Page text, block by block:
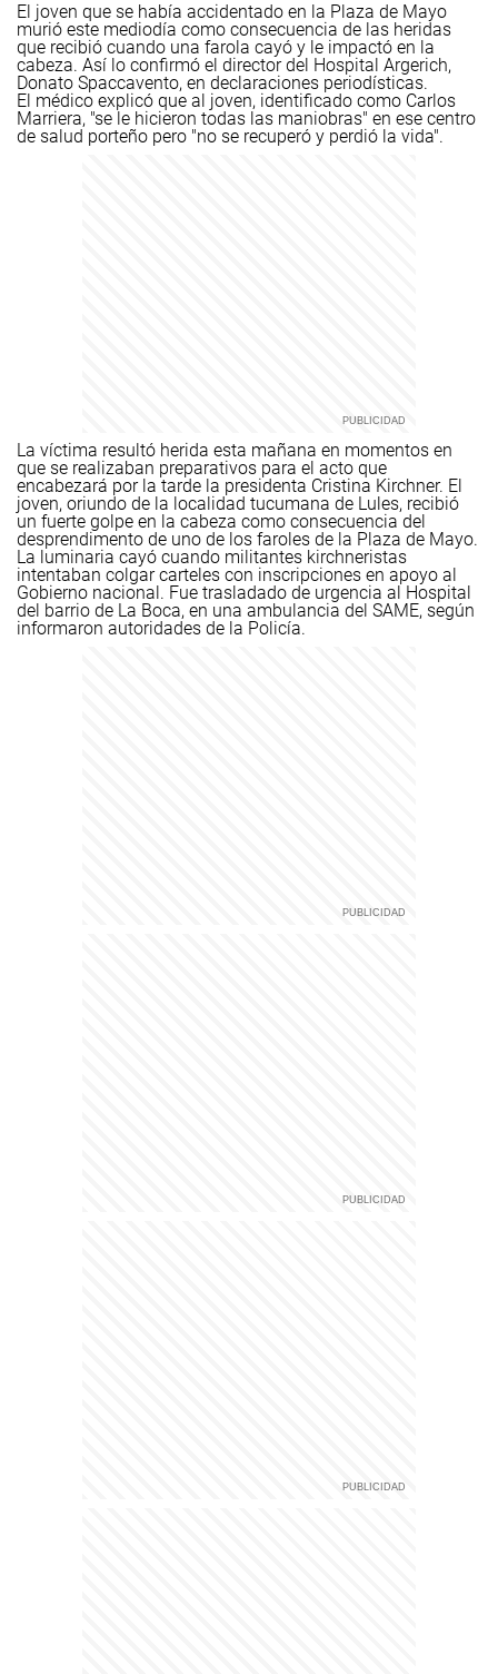
El joven que se había accidentado en la Plaza de Mayo
murió este mediodía como consecuencia de las heridas
que recibió cuando una farola cayó y le impactó en la
cabeza. Así lo confirmó el director del Hospital Argerich,
Donato Spaccavento, en declaraciones periodísticas.
El médico explicó que al joven, identificado como Carlos
Marriera, "se le hicieron todas las maniobras" en ese centro
de salud porteño pero "no se recuperó y perdió la vida".
La víctima resultó herida esta mañana en momentos en
que se realizaban preparativos para el acto que
encabezará por la tarde la presidenta Cristina Kirchner. El
joven, oriundo de la localidad tucumana de Lules, recibió
un fuerte golpe en la cabeza como consecuencia del
desprendimento de uno de los faroles de la Plaza de Mayo.
La luminaria cayó cuando militantes kirchneristas
intentaban colgar carteles con inscripciones en apoyo al
Gobierno nacional. Fue trasladado de urgencia al Hospital
del barrio de La Boca, en una ambulancia del SAME, según
informaron autoridades de la Policía.